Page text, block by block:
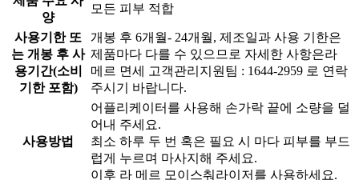
양
모든 피부 적합
사용기한 또
는 개봉 후 사
용기간(소비
기한 포함)
개봉 후 6개월- 24개월, 제조일과 사용 기한은
제품마다 다를 수 있으므로 자세한 사항은라
메르 면세 고객관리지원팀 : 1644-2959 로 연락
주시기 바랍니다.
사용방법
어플리케이터를 사용해 손가락 끝에 소량을 덜
어내 주세요.
최소 하루 두 번 혹은 필요 시 마다 피부를 부드
럽게 누르며 마사지해 주세요.
이후 라 메르 모이스춰라이저를 사용하세요.